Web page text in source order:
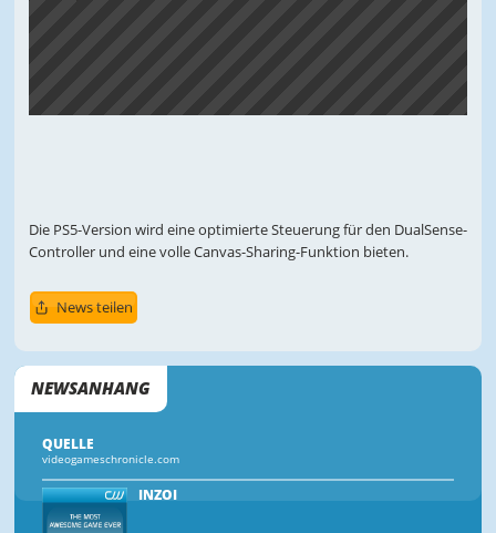
Die PS5-Version wird eine optimierte Steuerung für den DualSense-
Controller und eine volle Canvas-Sharing-Funktion bieten.
News teilen
NEWSANHANG
QUELLE
videogameschronicle.com
INZOI